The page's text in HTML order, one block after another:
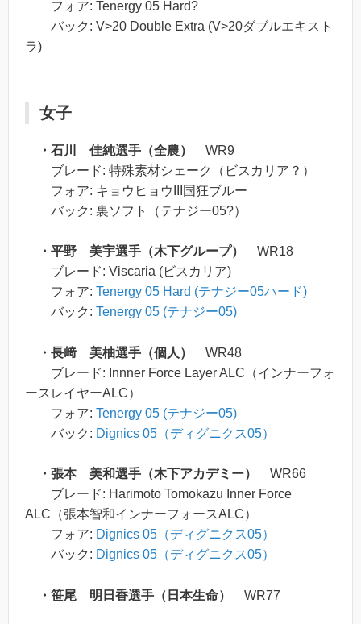
フォア: Tenergy 05 Hard?
バック: V>20 Double Extra (V>20ダブルエキスト
ラ)
女子
・石川 佳純選手（全農） WR9
ブレード: 特殊素材シェーク（ビスカリア？）
フォア: キョウヒョウIII国狂ブルー
バック: 裏ソフト（テナジー05?）
・平野 美宇選手（木下グループ）
WR18
ブレード: Viscaria (ビスカリア)
フォア: Tenergy 05 Hard (テナジー05ハード)
バック: Tenergy 05 (テナジー05)
・長﨑 美柚選手（個人）
WR48
ブレード: Innner Force Layer ALC（インナーフォ
ースレイヤーALC）
フォア: Tenergy 05 (テナジー05)
バック: Dignics 05（ディグニクス05）
・張本 美和選手（木下アカデミー）
WR66
ブレード: Harimoto Tomokazu Inner Force
ALC（張本智和インナーフォースALC）
フォア: Dignics 05（ディグニクス05）
バック: Dignics 05（ディグニクス05）
・ 笹尾 明日香選手（日本生命） WR77